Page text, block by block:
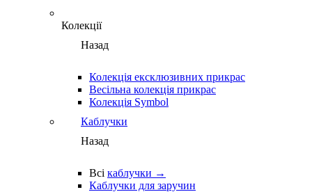
Колекції
Назад
Колекція ексклюзивних прикрас
Весільна колекція прикрас
Колекція Symbol
Каблучки
Назад
Всі каблучки →
Каблучки для заручин